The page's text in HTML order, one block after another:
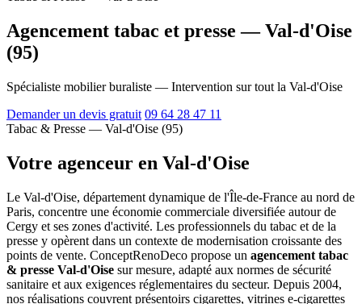
Agencement tabac et presse — Val-d'Oise
(95)
Spécialiste mobilier buraliste — Intervention sur tout la Val-d'Oise
Demander un devis gratuit 09 64 28 47 11
Tabac & Presse — Val-d'Oise (95)
Votre agenceur en Val-d'Oise
Le Val-d'Oise, département dynamique de l'Île-de-France au nord de
Paris, concentre une économie commerciale diversifiée autour de
Cergy et ses zones d'activité. Les professionnels du tabac et de la
presse y opèrent dans un contexte de modernisation croissante des
points de vente. ConceptRenoDeco propose un agencement tabac
& presse Val-d'Oise sur mesure, adapté aux normes de sécurité
sanitaire et aux exigences réglementaires du secteur. Depuis 2004,
nos réalisations couvrent présentoirs cigarettes, vitrines e-cigarettes